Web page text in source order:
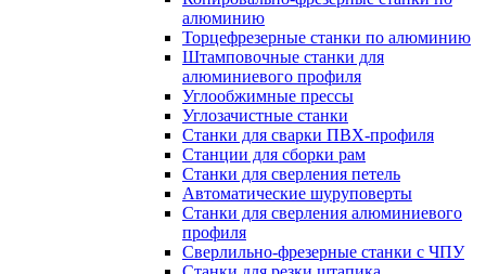
алюминию
Торцефрезерные станки по алюминию
Штамповочные станки для
алюминиевого профиля
Углообжимные прессы
Углозачистные станки
Станки для сварки ПВХ-профиля
Станции для сборки рам
Станки для сверления петель
Автоматические шуруповерты
Станки для сверления алюминиевого
профиля
Сверлильно-фрезерные станки с ЧПУ